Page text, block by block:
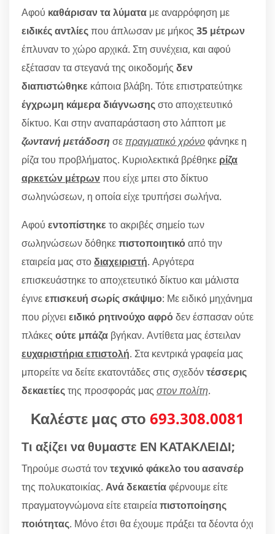
Αφού καθάρισαν τα λύματα με αναρρόφηση με
ειδικές αντλίεςπου άπλωσαν με μήκος 35 μέτρων
έπλυναν το χώρο αρχικά. Στη συνέχεια, και αφού
εξέτασαν τα στεγανά της οικοδομής δεν
διαπιστώθηκε κάποια βλάβη. Τότε επιστρατεύτηκε
έγχρωμη κάμερα διάγνωσηςστο αποχετευτικό
δίκτυο. Και στην αναπαράσταση στο λάπτοπ με
ζωντανή μετάδοση σε πραγματικό χρόνοφάνηκε η
ρίζα του προβλήματος. Κυριολεκτικά βρέθηκε ρίζα
αρκετών μέτρωνπου είχε μπει στο δίκτυο
σωληνώσεων, η οποία είχε τρυπήσει σωλήνα.
Αφού εντοπίστηκε το ακριβές σημείο των
σωληνώσεων δόθηκεπιστοποιητικόαπό την
εταιρεία μας στοδιαχειριστή. Αργότερα
επισκευάστηκε το αποχετευτικό δίκτυο και μάλιστα
έγινεεπισκευή σωρίς σκάψιμο: Με ειδικό μηχάνημα
που ρίχνει ειδικό ρητινούχο αφρόδεν έσπασαν ούτε
πλάκες ούτε μπάζα βγήκαν. Αντίθετα μας έστειλαν
ευχαριστήρια επιστολή. Στα κεντρικά γραφεία μας
μπορείτε να δείτε εκατοντάδες στις σχεδόντέσσερις
δεκαετίεςτης προσφοράς μας στον πολίτη.
Καλέστε μας στο 693.308.0081
Τι αξίζει να θυμαστε ΕΝ ΚΑΤΑΚΛΕΙΔΙ;
Τηρούμε σωστά τοντεχνικό φάκελο του ασανσέρ
της πολυκατοικίας. Ανά δεκαετίαφέρνουμε είτε
πραγματογνώμονα είτε εταιρείαπιστοποίησης
ποιότητας. Μόνο έτσι θα έχουμε πράξει τα δέοντα όχι